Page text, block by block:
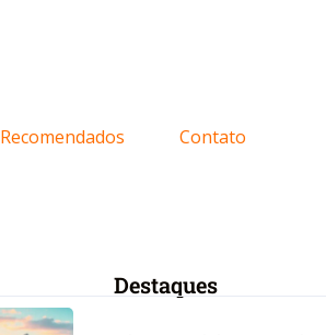
Recomendados Contato
Destaques